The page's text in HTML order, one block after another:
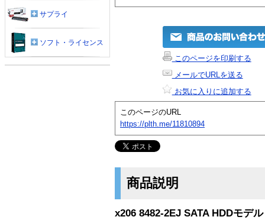
このページを印刷する
メールでURLを送る
お気に入りに追加する
このページのURL
https://plth.me/11810894
商品説明
x206 8482-2EJ SATA HDDモデル
サプライ
ソフト・ライセンス